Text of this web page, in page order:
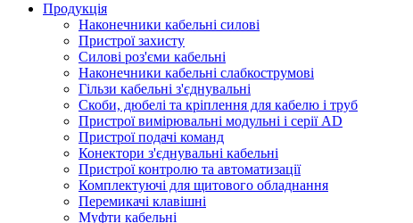
Продукція
Наконечники кабельні силові
Пристрої захисту
Силові роз'єми кабельні
Наконечники кабельні слабкострумові
Гільзи кабельні з'єднувальні
Скоби, дюбелі та кріплення для кабелю і труб
Пристрої вимірювальні модульні і серії AD
Пристрої подачі команд
Конектори з'єднувальні кабельні
Пристрої контролю та автоматизації
Комплектуючі для щитового обладнання
Перемикачі клавішні
Муфти кабельні